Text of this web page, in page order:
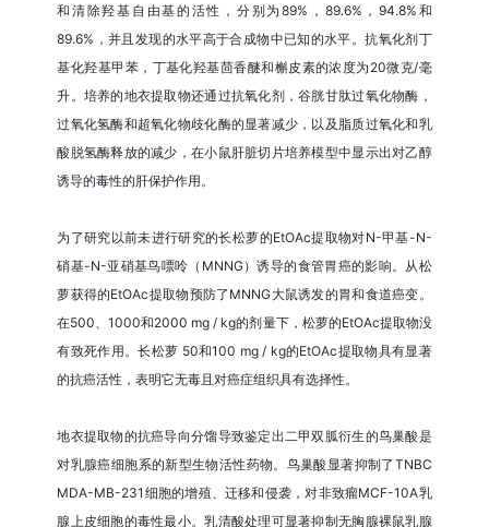
和清除羟基自由基的活性，分别为89%，89.6%，94.8%和
89.6%，并且发现的水平高于合成物中已知的水平。抗氧化剂丁
基化羟基甲苯，丁基化羟基茴香醚和槲皮素的浓度为20微克/毫
升。培养的地衣提取物还通过抗氧化剂，谷胱甘肽过氧化物酶，
过氧化氢酶和超氧化物歧化酶的显著减少，以及脂质过氧化和乳
酸脱氢酶释放的减少，在小鼠肝脏切片培养模型中显示出对乙醇
诱导的毒性的肝保护作用。
为了研究以前未进行研究的长松萝的EtOAc提取物对N-甲基-N-
硝基-N-亚硝基鸟嘌呤（MNNG）诱导的食管胃癌的影响。从松
萝获得的EtOAc提取物预防了MNNG大鼠诱发的胃和食道癌变。
在500、1000和2000 mg / kg的剂量下，松萝的EtOAc提取物没
有致死作用。长松萝 50和100 mg / kg的EtOAc提取物具有显著
的抗癌活性，表明它无毒且对癌症组织具有选择性。
地衣提取物的抗癌导向分馏导致鉴定出二甲双胍衍生的鸟巢酸是
对乳腺癌细胞系的新型生物活性药物。鸟巢酸显著抑制了TNBC
MDA-MB-231细胞的增殖、迁移和侵袭，对非致瘤MCF-10A乳
腺上皮细胞的毒性最小。乳清酸处理可显著抑制无胸腺裸鼠乳腺